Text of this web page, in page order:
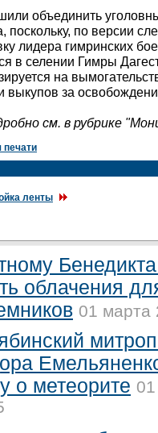
объединить
поскольку, по версии
лидера гимринских
в селении Гимры
на
выкупов за
см. в рубрике
печати
ленты
облачения
01 марта
о метеорите